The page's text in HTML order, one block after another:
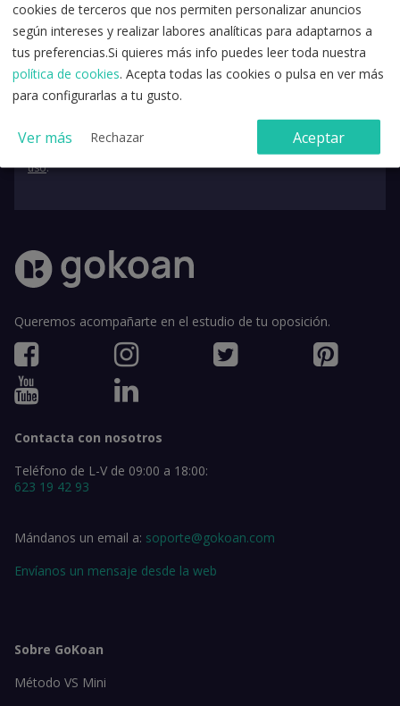
Acepto la política de privacidad
términos y condiciones de
uso.
Queremos acompañarte en el estudio de tu oposición.
Contacta con nosotros
Teléfono de L-V de 09:00 a 18:00:
623 19 42 93
Mándanos un email a: soporte@gokoan.com
Envíanos un mensaje desde la web
Sobre GoKoan
Método VS Mini
cookies de terceros que nos permiten personalizar anuncios
según intereses y realizar labores analíticas para adaptarnos a
tus preferencias.Si quieres más info puedes leer toda nuestra
política de cookies. Acepta todas las cookies o pulsa en ver más
para configurarlas a tu gusto.
Ver más Rechazar Aceptar